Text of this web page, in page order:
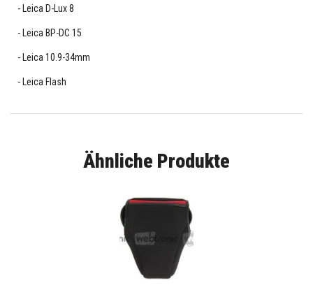
Leica D-Lux 8
Leica BP-DC 15
Leica 10.9-34mm
Leica Flash
Ähnliche Produkte